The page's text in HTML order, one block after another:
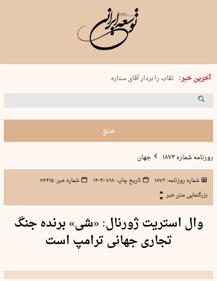
آخرین خبر:
پنجشنبه 15 مرداد 1405 شماره 2243
نقاب را بردار آقای ستاره
کدام فوتبال؟
منو
روزنامه شماره ۱۸۷۳ جهان
شماره روزنامه:۱۸۷۳ تاریخ چاپ:۱۴۰۴/۰۱/۱۸ شماره خبر:۷۶۴۱۵
بزرگنمایی متن خبر
وال استریت ژورنال: «شی» برنده جنگ
تجاری جهانی ترامپ است